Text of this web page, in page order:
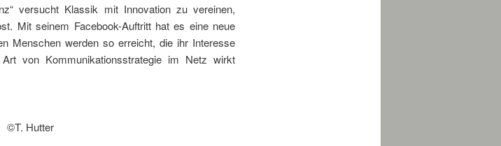
versucht Klassik mit Innovation zu vereinen,
Mit seinem Facebook-Auftritt hat es eine neue
Menschen werden so erreicht, die ihr Interesse
von Kommunikationsstrategie im Netz wirkt
©T. Hutter